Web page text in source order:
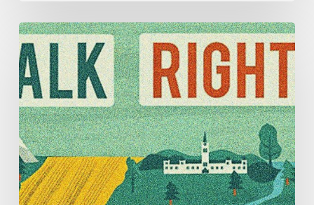
Trois
témoignages
de
discrimination
en
matière
de
logement